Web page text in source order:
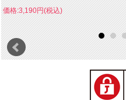
価格:3,190円(税込)